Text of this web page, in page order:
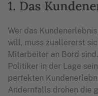
1. Das
Wer das
will, muss zuallererst
Mitarbeiter an Bord
Politiker in der Lage
perfekten
Andernfalls drohen die